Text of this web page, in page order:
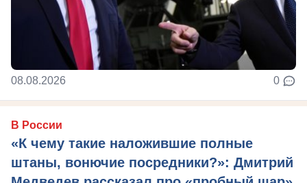
08.08.2026 0
В России
«К чему такие наложившие полные
штаны, вонючие посредники?»: Дмитрий